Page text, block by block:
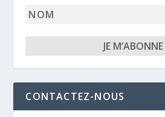
Nom
CONTACTEZ-NOUS